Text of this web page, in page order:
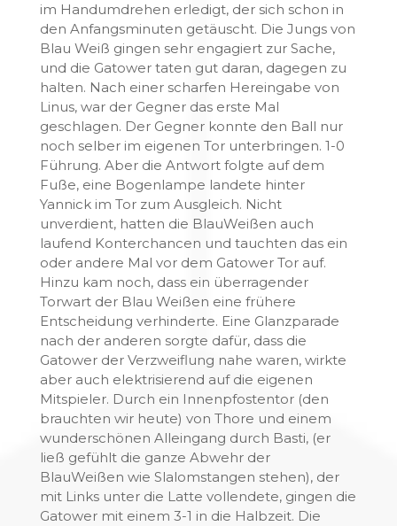
im Handumdrehen erledigt, der sich schon in
den Anfangsminuten getäuscht. Die Jungs von
Blau Weiß gingen sehr engagiert zur Sache,
und die Gatower taten gut daran, dagegen zu
halten. Nach einer scharfen Hereingabe von
Linus, war der Gegner das erste Mal
geschlagen. Der Gegner konnte den Ball nur
noch selber im eigenen Tor unterbringen. 1-0
Führung. Aber die Antwort folgte auf dem
Fuße, eine Bogenlampe landete hinter
Yannick im Tor zum Ausgleich. Nicht
unverdient, hatten die BlauWeißen auch
laufend Konterchancen und tauchten das ein
oder andere Mal vor dem Gatower Tor auf.
Hinzu kam noch, dass ein überragender
Torwart der Blau Weißen eine frühere
Entscheidung verhinderte. Eine Glanzparade
nach der anderen sorgte dafür, dass die
Gatower der Verzweiflung nahe waren, wirkte
aber auch elektrisierend auf die eigenen
Mitspieler. Durch ein Innenpfostentor (den
brauchten wir heute) von Thore und einem
wunderschönen Alleingang durch Basti, (er
ließ gefühlt die ganze Abwehr der
BlauWeißen wie Slalomstangen stehen), der
mit Links unter die Latte vollendete, gingen die
Gatower mit einem 3-1 in die Halbzeit. Die